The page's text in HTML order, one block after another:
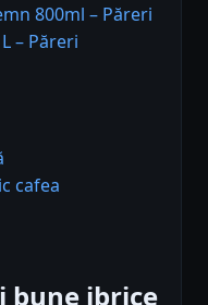
800ml – Păreri
– Păreri
cafea
bune ibrice